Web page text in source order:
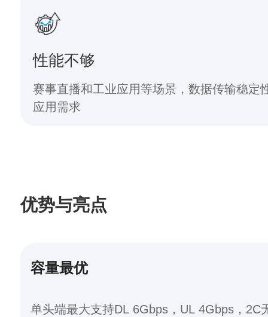
性能不够
赛事直播和工业应用等场景，数据传输稳定
应用需求
优势与亮点
容量最优
单头端最大支持DL 6Gbps，UL 4Gbps，2C